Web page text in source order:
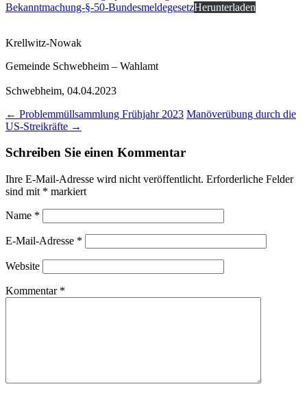
Bekanntmachung-§-50-BundesmeldegesetzHerunterladen
Krellwitz-Nowak
Gemeinde Schwebheim – Wahlamt
Schwebheim, 04.04.2023
Post
navigation
← Problemmüllsammlung Frühjahr 2023 Manöverübung durch die
US-Streikräfte →
Schreiben Sie einen Kommentar
Ihre E-Mail-Adresse wird nicht veröffentlicht. Erforderliche Felder
sind mit * markiert
Name *
E-Mail-Adresse *
Website
Kommentar *